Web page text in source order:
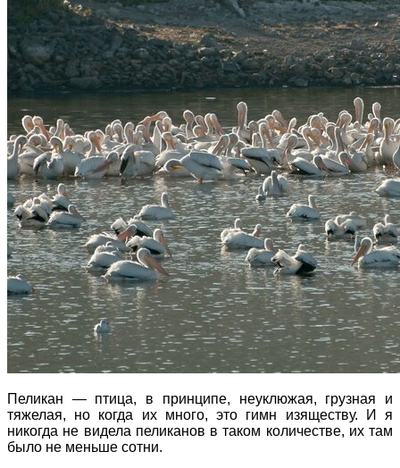
Пеликан — птица, в принципе, неуклюжая, грузная и
тяжелая, но когда их много, это гимн изяществу. И я
никогда не видела пеликанов в таком количестве, их там
было не меньше сотни.